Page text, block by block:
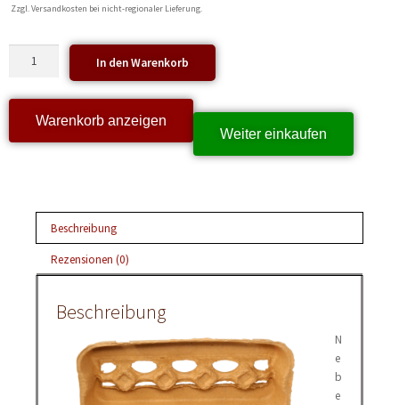
Zzgl. Versandkosten bei nicht-regionaler Lieferung.
In den Warenkorb
Warenkorb anzeigen
Weiter einkaufen
Beschreibung
Rezensionen (0)
Beschreibung
N
e
b
e